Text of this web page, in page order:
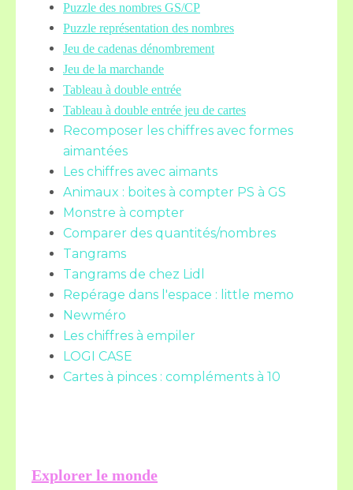
Puzzle des nombres GS/CP
Puzzle représentation des nombres
Jeu de cadenas dénombrement
Jeu de la marchande
Tableau à double entrée
Tableau à double entrée jeu de cartes
Recomposer les chiffres avec formes
aimantées
Les chiffres avec aimants
Animaux : boites à compter PS à GS
Monstre à compter
Comparer des quantités/nombres
Tangrams
Tangrams de chez Lidl
Repérage dans l'espace : little memo
Newméro
Les chiffres à empiler
LOGI CASE
Cartes à pinces : compléments à 10
Explorer le monde